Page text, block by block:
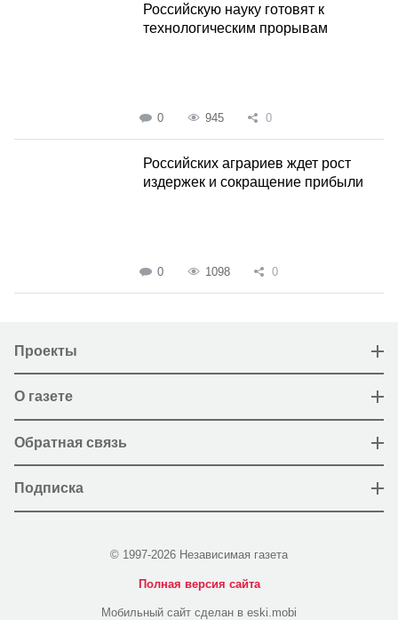
Российскую науку готовят к
технологическим прорывам
0 945 0
Российских аграриев ждет рост
издержек и сокращение прибыли
0 1098 0
Проекты
О газете
Обратная связь
Подписка
© 1997-2026 Независимая газета
Полная версия сайта
Мобильный сайт сделан в eski.mobi